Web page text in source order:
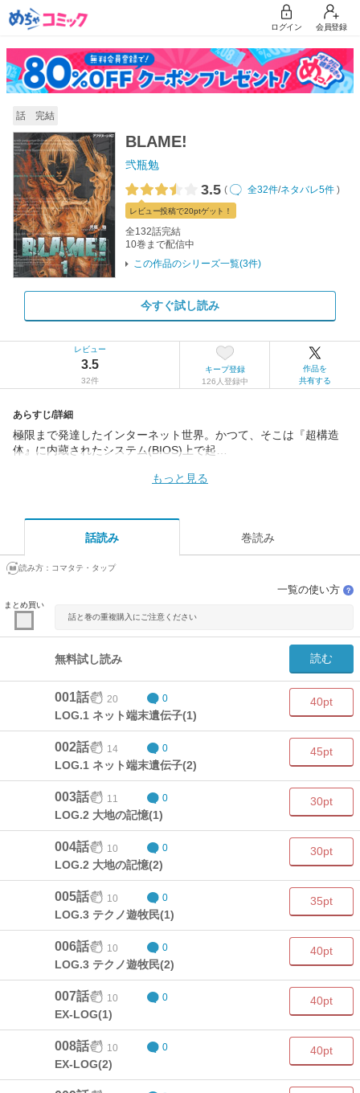
ログイン 会員登録
話 完結
BLAME!
弐瓶勉
3.5 ( 全32件/ネタバレ5件 )
レビュー投稿で20ptゲット！
全132話完結
10巻まで配信中
この作品のシリーズ一覧(3件)
今すぐ試し読み
レビュー
3.5
32件
キープ登録
126人登録中
作品を
共有する
あらすじ/詳細
極限まで発達したインターネット世界。かつて、そこは『超構造
体』に内蔵されたシステム(BIOS)上で起…
もっと見る
話読み 巻読み
読み方： コマタテ・タップ
まとめ買い
一覧の使い方 ？
話と巻の重複購入にご注意ください
無料試し読み 読む
001話 20 0
LOG.1 ネット端末遺伝子(1)
40pt
002話 14 0
LOG.1 ネット端末遺伝子(2)
45pt
003話 11 0
LOG.2 大地の記憶(1)
30pt
004話 10 0
LOG.2 大地の記憶(2)
30pt
005話 10 0
LOG.3 テクノ遊牧民(1)
35pt
006話 10 0
LOG.3 テクノ遊牧民(2)
40pt
007話 10 0
EX-LOG(1)
40pt
008話 10 0
EX-LOG(2)
40pt